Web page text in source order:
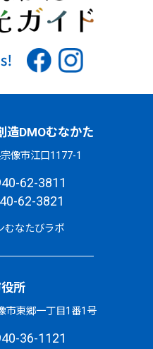
造DMOむなかた
像市江口1177-1
62-3811
62-3821
むなたびラボ
所
東郷一丁目1番1号
36-1121